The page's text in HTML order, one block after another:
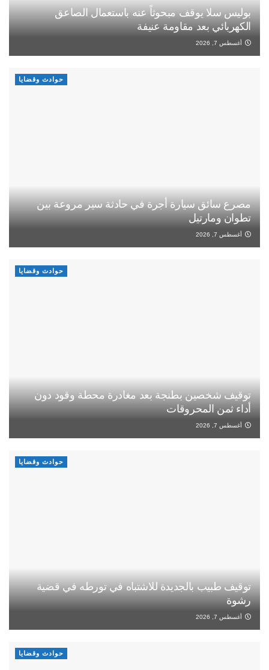
بوليس سلا يوقف مبحوثاً عنه باستعمال الصاعق
الكهربائي بعد مقاومة عنيفة
أغسطس 7, 2026
حوادث وقضايا
مصرع سائق سيارة أجرة في حادثة سير مروعة بين
تطوان ومارتيل
أغسطس 7, 2026
حوادث وقضايا
توقيف شخصين بطنجة بعد مغادرة محطة وقود دون
أداء ثمن المحروقات
أغسطس 7, 2026
حوادث وقضايا
توقيف طبيب بالجديدة للاشتباه في تورطه في قضية
رشوة
أغسطس 7, 2026
حوادث وقضايا